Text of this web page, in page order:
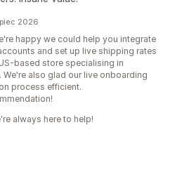
2026
happy we could help you integrate
and set up live shipping rates
based store specialising in
also glad our live onboarding
process efficient.
always here to help!